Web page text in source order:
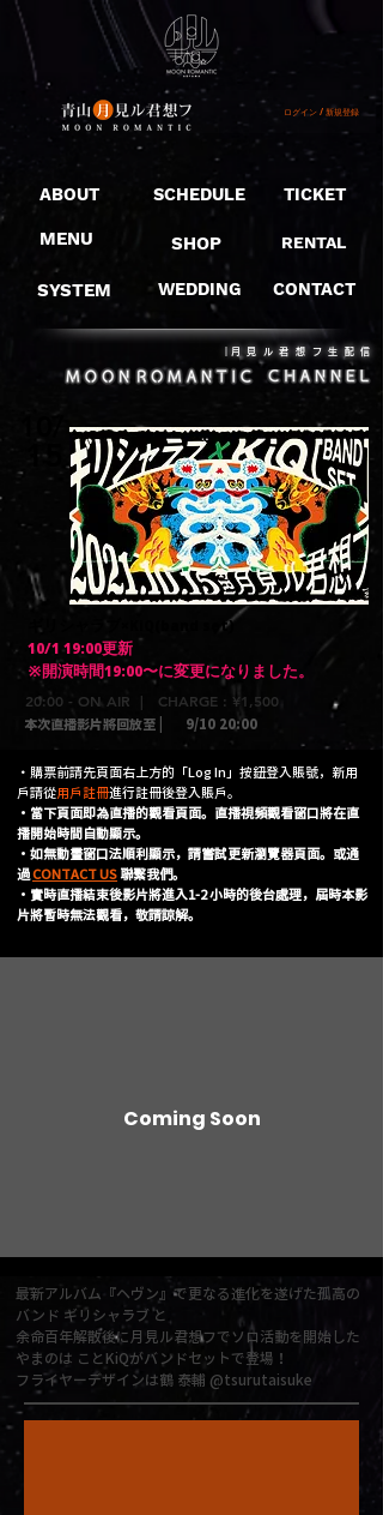
ログイン / 新規登録
ABOUT
MENU
SYSTEM
SCHEDULE
SHOP
WEDDING
TICKET
RENTAL
CONTACT
​｜月見ル君想フ生配信
15
​ギリシャラブ×KiQ(band set)
10/1 19:00更新
※開演時間19:00〜に変更になりました。
20:00 - ON AIR | CHARGE : ¥1,500
本次直播影片將回放至 | 9/10 20:00
・購票前請先頁面右上方的「Log In」按鈕登入賬號，新用
戶請從用戶註冊進行註冊後登入賬戶。
・當下頁面即為直播的觀看頁面。直播視頻觀看窗口將在直
播開始時間自動顯示。
・如無動畫窗口法順利顯示，請嘗試更新瀏覽器頁面。或通
過CONTACT US聯繫我們。
・實時直播結束後影片將進入1-2 小時的後台處理，屆時本影
片將暫時無法觀看，敬請諒解。
Coming Soon
最新アルバム『ヘヴン』で更なる進化を遂げた孤高の
バンド ギリシャラブ と
余命百年解散後に月見ル君想フでソロ活動を開始した
やまのは ことKiQがバンドセットで登場！
フライヤーデザインは鶴 泰輔 @tsurutaisuke